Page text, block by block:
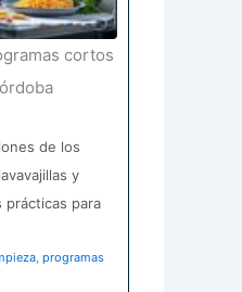
cortos
de los
y
para
, programas